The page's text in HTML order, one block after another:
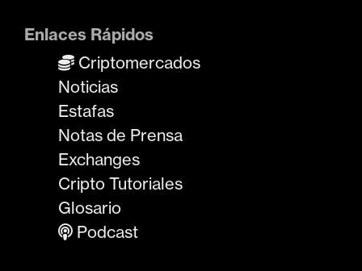
Enlaces Rápidos
Criptomercados
Noticias
Estafas
Notas de Prensa
Exchanges
Cripto Tutoriales
Glosario
Podcast